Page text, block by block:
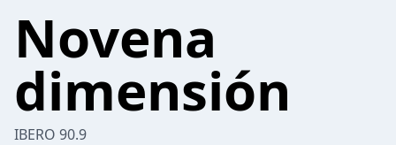
Novena
dimensión
IBERO 90.9